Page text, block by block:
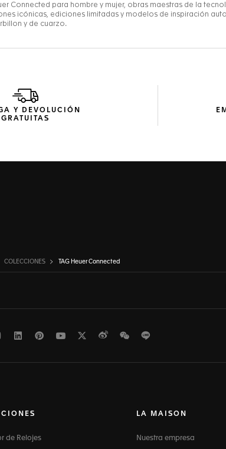
Y DEVOLUCIÓN
GRATUITAS
COLECCIONES TAG Heuer Connected
InstagramLinkedInPinterest
Youtube
TwitterWeiboWeChat
de Relojes
LA MAISON
Nuestra empresa